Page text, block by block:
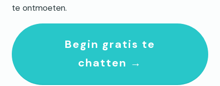
te ontmoeten.
Begin gratis te
chatten →